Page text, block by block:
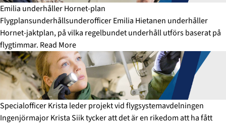
Emilia underhåller Hornet-plan
Flygplansunderhållsunderofficer Emilia Hietanen underhåller
Hornet-jaktplan, på vilka regelbundet underhåll utförs baserat på
flygtimmar. Read More
Specialofficer Krista leder projekt vid flygsystemavdelningen
Ingenjörmajor Krista Siik tycker att det är en rikedom att ha fått